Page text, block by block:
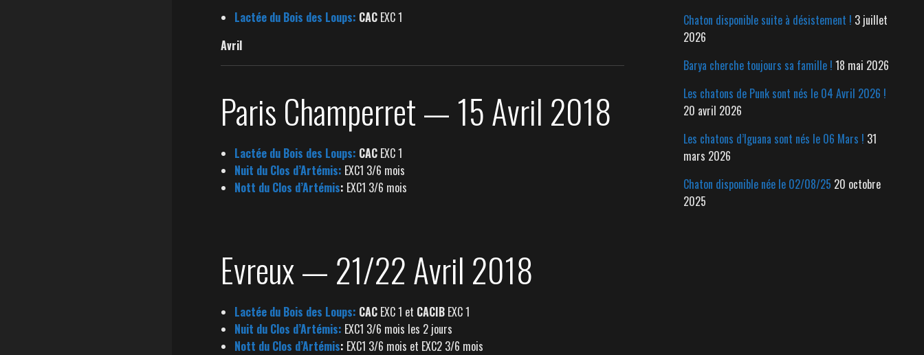
Lactée du Bois des Loups: CAC EXC 1
Avril
Paris Champerret — 15 Avril 2018
Lactée du Bois des Loups: CAC EXC 1
Nuit du Clos d’Artémis: EXC1 3/6 mois
Nott du Clos d’Artémis: EXC1 3/6 mois
Evreux — 21/22 Avril 2018
Lactée du Bois des Loups: CAC EXC 1 et CACIB EXC 1
Nuit du Clos d’Artémis: EXC1 3/6 mois les 2 jours
Nott du Clos d’Artémis: EXC1 3/6 mois et EXC2 3/6 mois
Chaton disponible suite à désistement ! 3 juillet
2026
Barya cherche toujours sa famille ! 18 mai 2026
Les chatons de Punk sont nés le 04 Avril 2026 !
20 avril 2026
Les chatons d’Iguana sont nés le 06 Mars ! 31
mars 2026
Chaton disponible née le 02/08/25 20 octobre
2025